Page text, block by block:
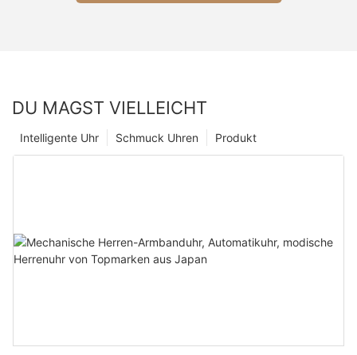
DU MAGST VIELLEICHT
Produkt
Schmuck Uhren
Intelligente Uhr